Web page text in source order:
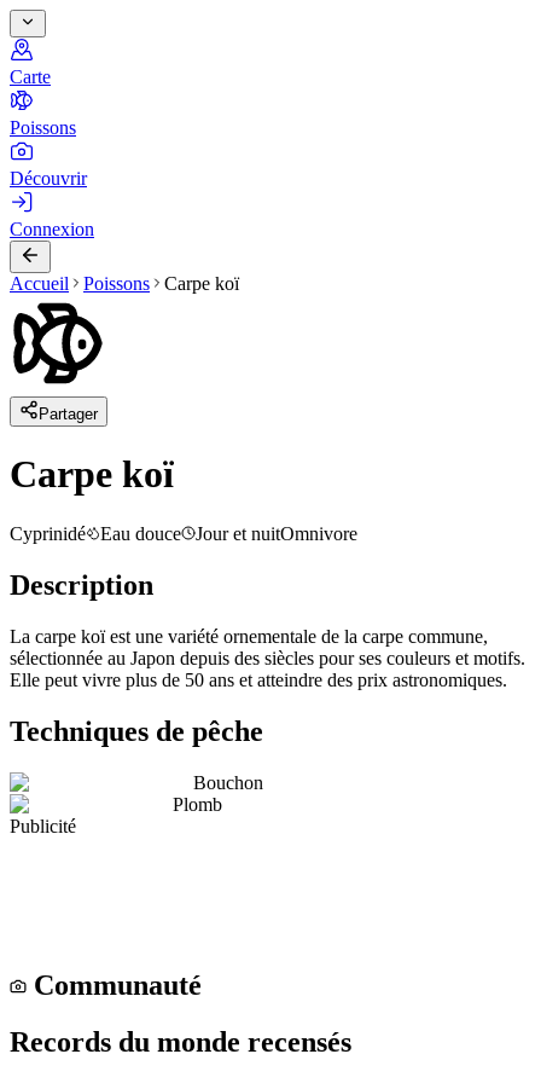
Carte
Poissons
Découvrir
Connexion
Accueil Poissons Carpe koï
Partager
Carpe koï
Cyprinidé Eau douce Jour et nuitOmnivore
Description
La carpe koï est une variété ornementale de la carpe commune,
sélectionnée au Japon depuis des siècles pour ses couleurs et motifs.
Elle peut vivre plus de 50 ans et atteindre des prix astronomiques.
Techniques de pêche
Bouchon
Plomb
Publicité
Communauté
Records du monde recensés